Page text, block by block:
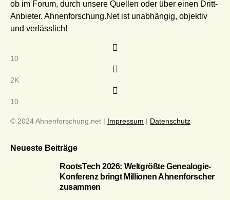
ob im Forum, durch unsere Quellen oder über einen Dritt-
Anbieter. Ahnenforschung.Net ist unabhängig, objektiv
und verlässlich!
10
2K
10
© 2024 Ahnenforschung.net | Impressum | Datenschutz
Neueste Beiträge
RootsTech 2026: Weltgrößte Genealogie-
Konferenz bringt Millionen Ahnenforscher
zusammen